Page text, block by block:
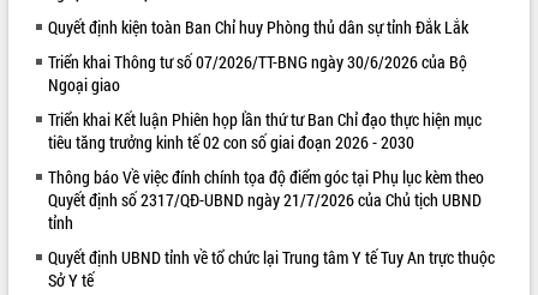
Hội nghị UBND tỉnh Đắk Lắk thường kỳ
tháng 7/2026
Lễ truy tặng danh hiệu “Bà Mẹ Việt
Nam Anh hùng” và trao Huân chương
Lao động
UBND tỉnh Đắk Lắk triển khai nhiệm
vụ 6 tháng cuối năm 2026
Kỳ họp thứ Hai, Hội đồng nhân dân
tỉnh khóa XI quyết nghị nhiều nội dung
Bí thư Tỉnh ủy Lương Nguyễn Minh
ALBUM ẢNH
Quyết định kiện toàn Ban Chỉ huy Phòng thủ dân sự tỉnh Đắk Lắk
Triển khai Thông tư số 07/2026/TT-BNG ngày 30/6/2026 của Bộ
Ngoại giao
Triển khai Kết luận Phiên họp lần thứ tư Ban Chỉ đạo thực hiện mục
tiêu tăng trưởng kinh tế 02 con số giai đoạn 2026 - 2030
Thông báo Về việc đính chính tọa độ điểm góc tại Phụ lục kèm theo
Quyết định số 2317/QĐ-UBND ngày 21/7/2026 của Chủ tịch UBND
tỉnh
Quyết định UBND tỉnh về tổ chức lại Trung tâm Y tế Tuy An trực thuộc
Sở Y tế